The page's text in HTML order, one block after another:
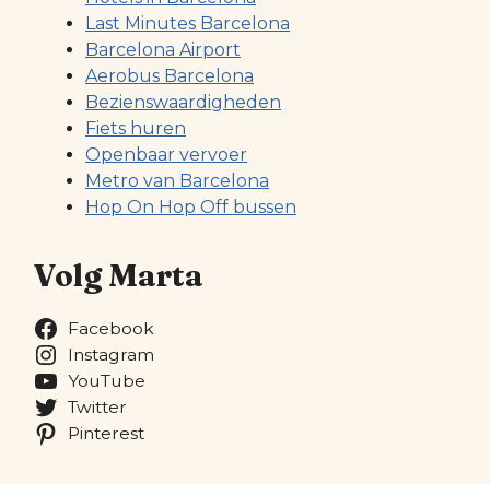
Last Minutes Barcelona
Barcelona Airport
Aerobus Barcelona
Bezienswaardigheden
Fiets huren
Openbaar vervoer
Metro van Barcelona
Hop On Hop Off bussen
Volg Marta
Facebook
Instagram
YouTube
Twitter
Pinterest